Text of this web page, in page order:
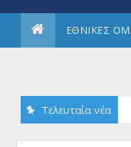
ΕΘΝΙΚΕΣ
Τελευταία νέα